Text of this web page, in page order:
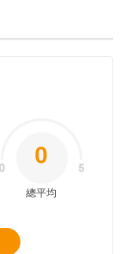
0
總平均